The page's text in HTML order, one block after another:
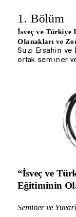
1. Bölüm
İsveç ve Türkiye
Olanakları ve
Suzi Ersahin
ortak seminer
“İsveç ve
Eğitiminin
Seminer ve